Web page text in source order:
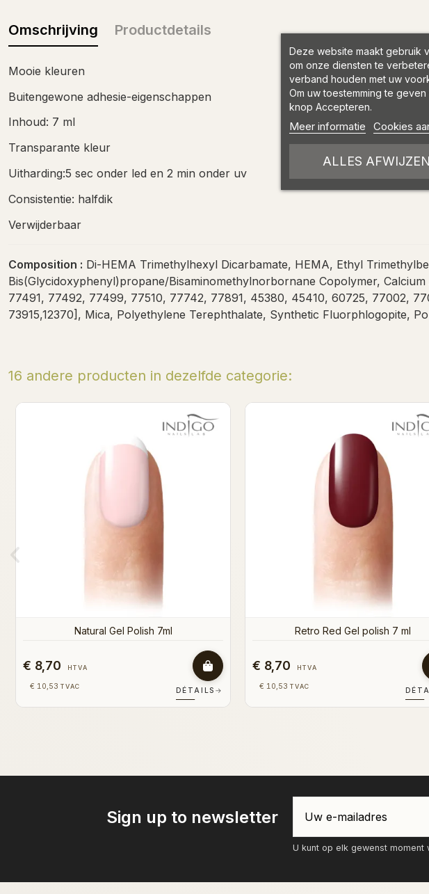
Omschrijving Productdetails
Mooie kleuren
Buitengewone adhesie-eigenschappen
Inhoud: 7 ml
Transparante kleur
Uitharding:5 sec onder led en 2 min onder uv
Consistentie: halfdik
Verwijderbaar
Composition : Di-HEMA Trimethylhexyl Dicarbamate, HEMA, Ethyl
Bis(Glycidoxyphenyl)propane/Bisaminomethylnorbornane Copolymer,
77491, 77492, 77499, 77510, 77742, 77891, 45380, 45410, 60725, 77002,
73915,12370], Mica, Polyethylene Terephthalate, Synthetic Fluorphlogopite,
16 andere producten in dezelfde categorie:
€ 8,70 HTVA
€ 10,53 TVAC DÉTAILS →
€ 8,70 HTVA
€ 10,53 TVAC
Sign up to newsletter
U kunt op elk gewenst
Deze website maakt gebruik
om onze diensten te
verband houden met uw
Om uw toestemming te
knop Accepteren.
Meer informatie Cookies
ALLES AFWIJZEN